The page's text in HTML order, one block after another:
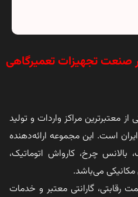
تجهیزات تعمیرگاهی
معتبرترین مراکز واردات و تولید
است. این مجموعه ارائه‌دهنده
بالانس چرخ، کارواش اتوماتیک،
می‌باشد.
رقابتی، گارانتی معتبر و خدمات